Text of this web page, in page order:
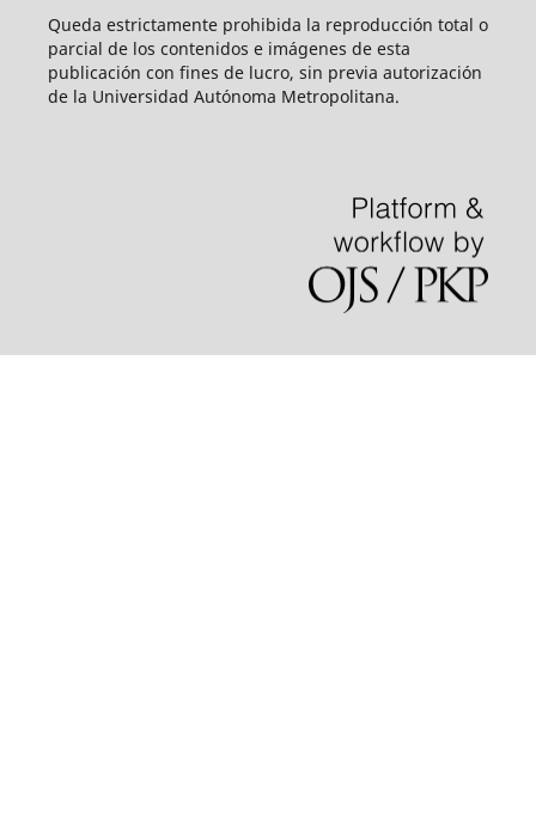
Queda estrictamente prohibida la reproducción total o
parcial de los contenidos e imágenes de esta
publicación con fines de lucro, sin previa autorización
de la Universidad Autónoma Metropolitana.